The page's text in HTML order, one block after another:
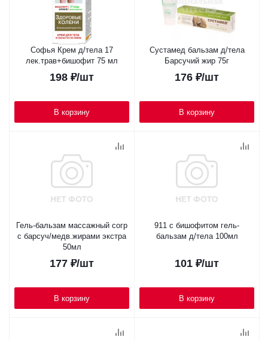
Софья Крем д/тела 17
лек.трав+бишофит 75 мл
198 ₽/шт
В корзину
Сустамед бальзам д/тела
Барсучий жир 75г
176 ₽/шт
В корзину
Гель-бальзам массажный согр
с барсуч/медв.жирами экстра
50мл
177 ₽/шт
В корзину
911 с бишофитом гель-
бальзам д/тела 100мл
101 ₽/шт
В корзину